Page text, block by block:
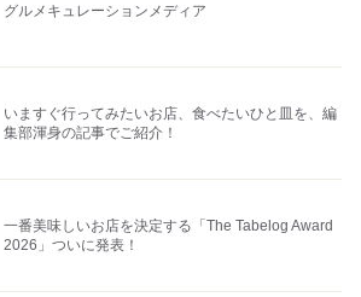
グルメキュレーションメディア
いますぐ行ってみたいお店、食べたいひと皿を、編
集部渾身の記事でご紹介！
一番美味しいお店を決定する「The Tabelog Award
2026」ついに発表！